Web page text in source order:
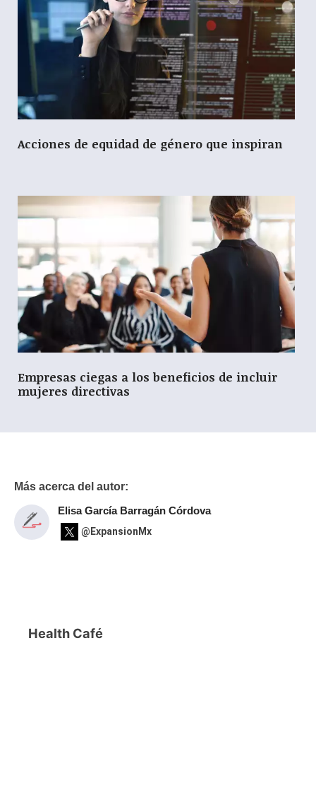
Acciones de equidad de género que inspiran
Empresas ciegas a los beneficios de incluir
mujeres directivas
Más acerca del autor:
Elisa García Barragán Córdova
@ExpansionMx
Health Café